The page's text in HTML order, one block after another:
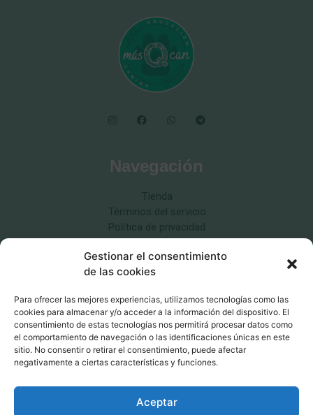
Gestionar el consentimiento
de las cookies
Para ofrecer las mejores experiencias, utilizamos tecnologías como las
cookies para almacenar y/o acceder a la información del dispositivo. El
consentimiento de estas tecnologías nos permitirá procesar datos como
el comportamiento de navegación o las identificaciones únicas en este
sitio. No consentir o retirar el consentimiento, puede afectar
negativamente a ciertas características y funciones.
Aceptar
Navegación
Tienda
Términos del servicio
Política de privacidad
Política de cookies
Política de devoluciones
Educación canina respetuosa
MásQcan ©2026